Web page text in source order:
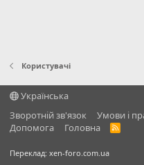
Користувачі
Українська
Зворотній зв'язок
Умови і
Дoпoмoга
Головна
R
Переклад: xen-foro.com.ua